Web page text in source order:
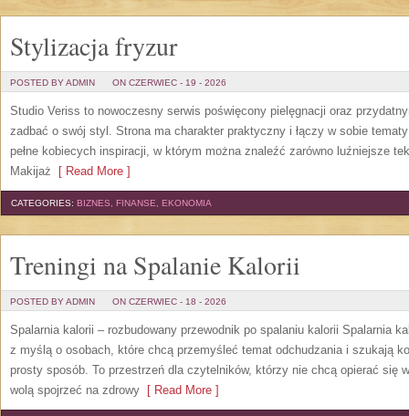
Stylizacja fryzur
POSTED BY ADMIN ON CZERWIEC - 19 - 2026
Studio Veriss to nowoczesny serwis poświęcony pielęgnacji oraz
zadbać o swój styl. Strona ma charakter praktyczny i łączy w sobie
pełne kobiecych inspiracji, w którym można znaleźć zarówno luźniejsze
Makijaż [ Read More ]
CATEGORIES: BIZNES, FINANSE, EKONOMIA
Treningi na Spalanie Kalorii
POSTED BY ADMIN ON CZERWIEC - 18 - 2026
Spalarnia kalorii – rozbudowany przewodnik po spalaniu kalorii Spalarnia
z myślą o osobach, które chcą przemyśleć temat odchudzania i szukają
prosty sposób. To przestrzeń dla czytelników, którzy nie chcą opierać się
wolą spojrzeć na zdrowy [ Read More ]